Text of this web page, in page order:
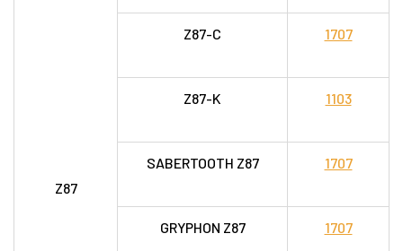
Z87
Z87-C 1707
Z87-K 1103
SABERTOOTH Z87 1707
GRYPHON Z87 1707